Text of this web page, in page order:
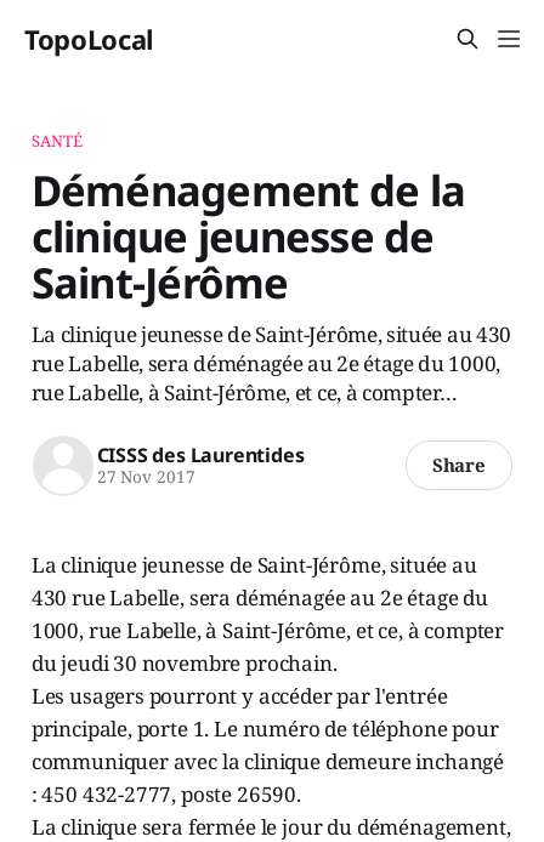
TopoLocal
SANTÉ
Déménagement de la
clinique jeunesse de
Saint-Jérôme
La clinique jeunesse de Saint-Jérôme, située au 430
rue Labelle, sera déménagée au 2e étage du 1000,
rue Labelle, à Saint-Jérôme, et ce, à compter…
CISSS des Laurentides
27 Nov 2017 Share
La clinique jeunesse de Saint-Jérôme, située au
430 rue Labelle, sera déménagée au 2e étage du
1000, rue Labelle, à Saint-Jérôme, et ce, à compter
du jeudi 30 novembre prochain.
Les usagers pourront y accéder par l'entrée
principale, porte 1. Le numéro de téléphone pour
communiquer avec la clinique demeure inchangé
: 450 432-2777, poste 26590.
La clinique sera fermée le jour du déménagement,